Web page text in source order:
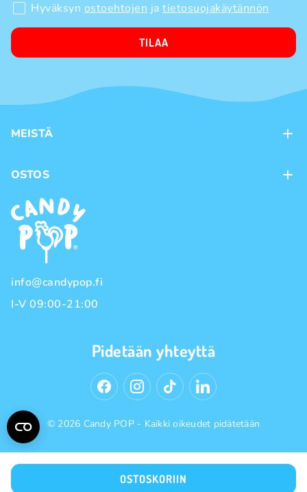
OSTOSKORIIN
Hyväksyn ostoehtojen ja tietosuojakäytännön
TILAA
MEISTÄ
Kanta-asiakasohjelma
Tuotemerkit
OSTOS
Maksutavat
Toimitustavat
Käyttöehdot
Tietosuojakäytäntö
info@candypop.fi
I-V 09:00-21:00
Pidetään yhteyttä
© 2026 Candy POP - Kaikki oikeudet pidätetään